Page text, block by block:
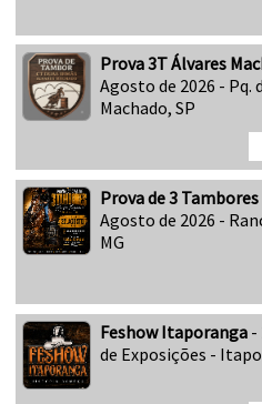
Prova 3T Álvares
Agosto de 2026 - Pq.
Machado, SP
Prova de 3
Agosto de 2026 -
MG
Feshow Itaporanga -
de Exposições -